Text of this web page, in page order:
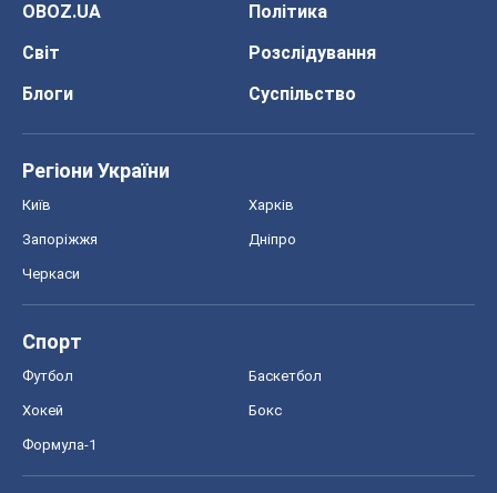
OBOZ.UA
Політика
Світ
Розслідування
Блоги
Суспільство
Регіони України
Київ Харків
Запоріжжя Дніпро
Черкаси
Спорт
Футбол Баскетбол
Хокей Бокс
Формула-1